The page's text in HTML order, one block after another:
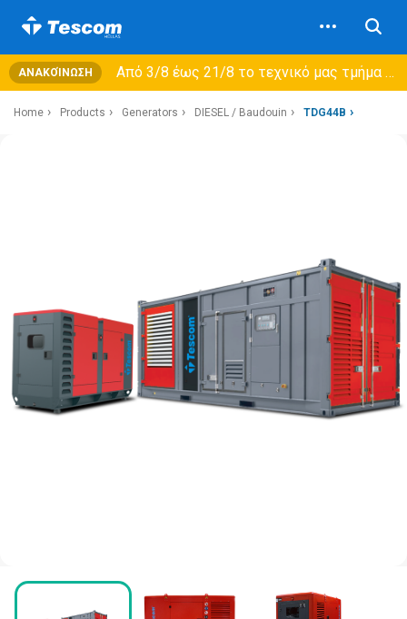
ΑΝΑΚΟΊΝΩΣΗ Από 3/8 έως 21/8 τo τεχνικό μας τμήμα θα εξυπηρετεί μόνο συμβόλαια συντήρησης και όχι νέες παραλαβές →
Home Products Generators DIESEL / Baudouin TDG44B